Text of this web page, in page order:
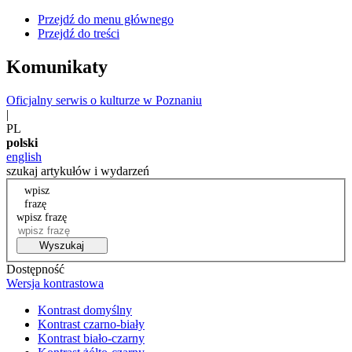
Przejdź do menu głównego
Przejdź do treści
Komunikaty
Oficjalny serwis o kulturze w Poznaniu
|
PL
polski
english
szukaj artykułów i wydarzeń
wpisz
frazę
wpisz frazę
Wyszukaj
Dostępność
Wersja kontrastowa
Kontrast domyślny
Kontrast czarno-biały
Kontrast biało-czarny